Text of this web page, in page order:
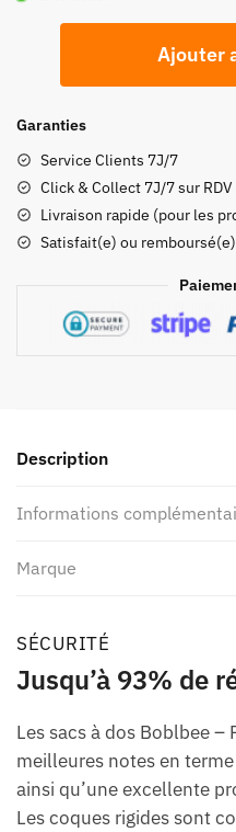
Boblbee
-
Point
65°N
Ajouter
Garanties
Service Clients 7J/7
Click & Collect 7J/7 sur RDV
Livraison rapide (pour les
Satisfait(e) ou remboursé(e)
Description
Informations
Marque
SÉCURITÉ
Jusqu’à 93% de
Les sacs à dos Boblbee
meilleures notes en
ainsi qu’une excellente
Les coques rigides sont